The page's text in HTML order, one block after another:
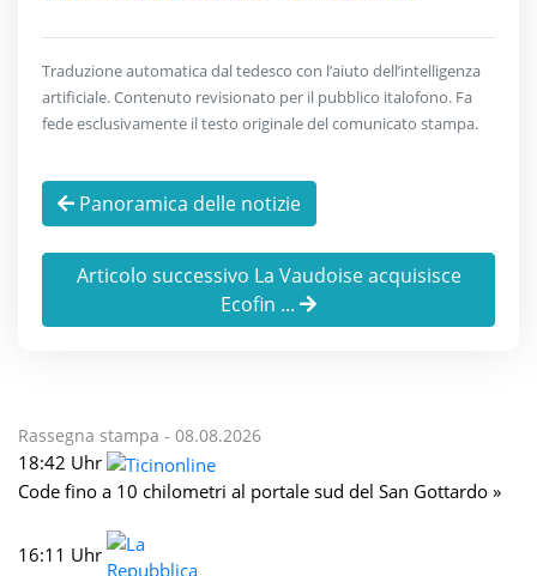
Traduzione automatica dal tedesco con l’aiuto dell’intelligenza
artificiale. Contenuto revisionato per il pubblico italofono. Fa
fede esclusivamente il testo originale del comunicato stampa.
Panoramica delle notizie
Articolo successivo La Vaudoise acquisisce
Ecofin ...
Rassegna stampa - 08.08.2026
18:42 Uhr
Code fino a 10 chilometri al portale sud del San Gottardo »
16:11 Uhr